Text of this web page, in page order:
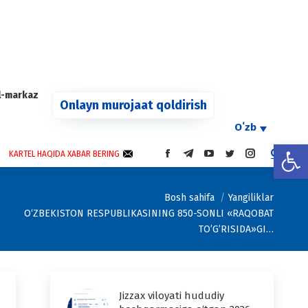
markaz
Onlayn murojaat qoldirish
Oʻzb
KARTEL HAQIDA XABAR BERING
FACEBOOK
IN
NEW
WINDOW
TELEGRAM
IN
NEW
WINDOW
YOUTUBE
IN
NEW
WINDOW
TWITTER
IN
NEW
WINDOW
INSTAGRAM
IN
NEW
WINDOW
Bosh sahifa
Yangiliklar
O‘ZBEKISTON RESPUBLIKASINING 850-SONLI «RAQOBAT
TO’G’RISIDA»GI…
Jizzax viloyati hududiy